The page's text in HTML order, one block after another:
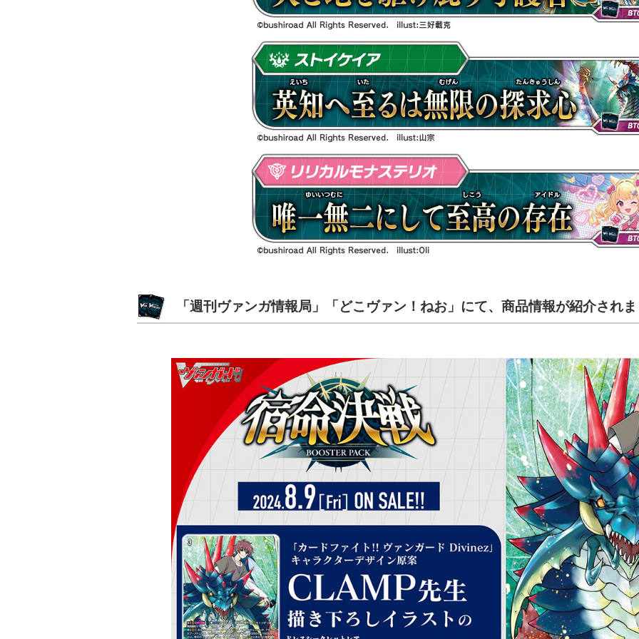
「週刊ヴァンガ情報局」「どこヴァン！ねお」にて、商品情報が紹介され